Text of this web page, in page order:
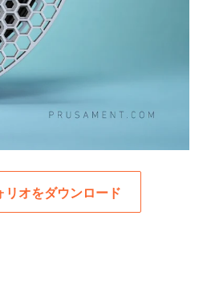
リオをダウンロード